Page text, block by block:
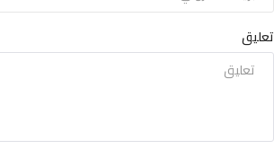
تعليق